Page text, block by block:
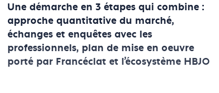
Une démarche en 3 étapes qui combine :
approche quantitative du marché,
échanges et enquêtes avec les
professionnels, plan de mise en oeuvre
porté par Francéclat et l’écosystème HBJO